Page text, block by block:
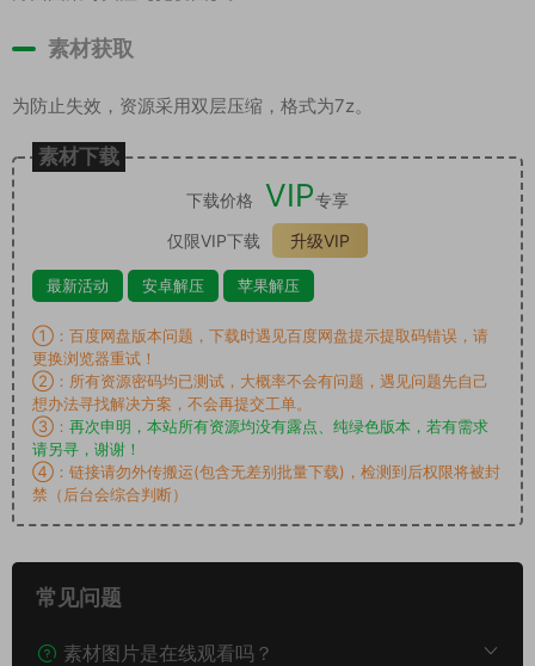
素材获取
为防止失效，资源采用双层压缩，格式为7z。
素材下载
下载价格 VIP专享
仅限VIP下载
升级VIP
最新活动 安卓解压 苹果解压
①：百度网盘版本问题，下载时遇见百度网盘提示提取码错误，请
更换浏览器重试！
②：所有资源密码均已测试，大概率不会有问题，遇见问题先自己
想办法寻找解决方案，不会再提交工单。
③： 再次申明，本站所有资源均没有露点、纯绿色版本，若有需求
请另寻，谢谢！
④：链接请勿外传搬运(包含无差别批量下载)，检测到后权限将被封
禁（后台会综合判断）
常见问题
素材图片是在线观看吗？